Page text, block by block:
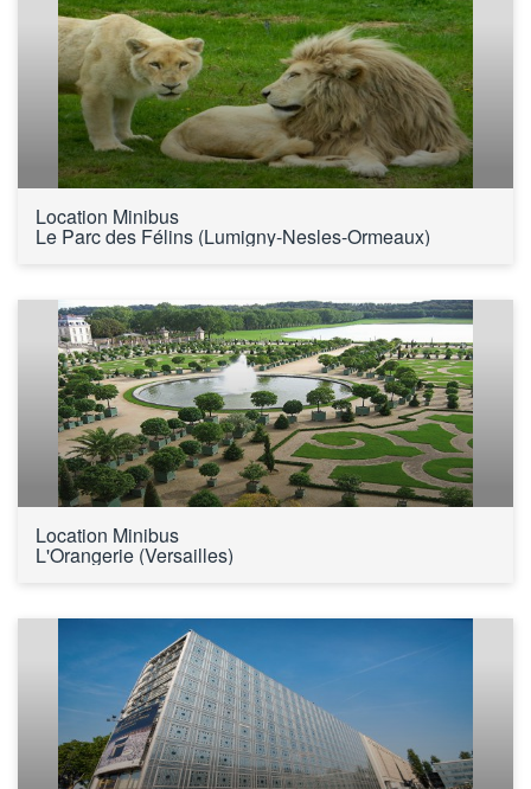
Location Minibus
Le Parc des Félins (Lumigny-Nesles-Ormeaux)
Location Minibus
L'Orangerie (Versailles)